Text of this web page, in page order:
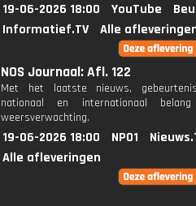
19-06-2026 18:00 YouTube
Informatief.TV
Alle
NOS Journaal: Afl. 122
Met het laatste nieuws,
nationaal en internationaal
weersverwachting.
19-06-2026 18:00 NPO1
Alle afleveringen